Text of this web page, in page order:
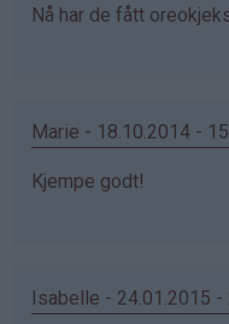
bekreftet)
Nå har de fått
Marie - 18.10.2014 -
Kjempe godt!
Isabelle - 24.01.2015 -